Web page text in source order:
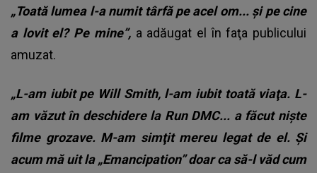
„Toată lumea l-a numit târfă pe acel om... şi pe cine
a lovit el? Pe mine”, a adăugat el în faţa publicului
amuzat.
„L-am iubit pe Will Smith, l-am iubit toată viaţa. L-
am văzut în deschidere la Run DMC... a făcut nişte
filme grozave. M-am simţit mereu legat de el. Şi
acum mă uit la „Emancipation” doar ca să-l văd cum